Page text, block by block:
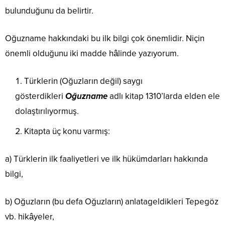
bulunduğunu da belirtir.
Oğuzname hakkındaki bu ilk bilgi çok önemlidir. Niçin
önemli olduğunu iki madde hâlinde yazıyorum.
Türklerin (Oğuzların değil) saygı
gösterdikleri Oğuznameadlı kitap 1310’larda elden ele
dolaştırılıyormuş.
Kitapta üç konu varmış:
a) Türklerin ilk faaliyetleri ve ilk hükümdarları hakkında
bilgi,
b) Oğuzların (bu defa Oğuzların) anlatageldikleri Tepegöz
vb. hikâyeler,